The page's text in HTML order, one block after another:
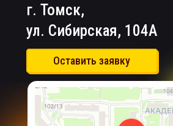
Оставить заявку
г. Томск,
ул. Сибирская, 104А